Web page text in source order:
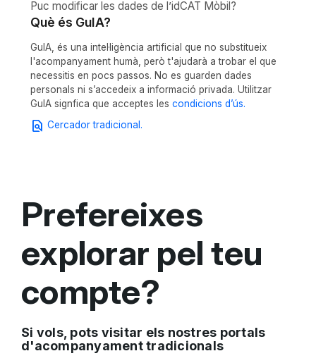
Què és GuIA?
GuIA, és una intel·ligència artificial que no substitueix
l'acompanyament humà, però t'ajudarà a trobar el que
necessitis en pocs passos. No es guarden dades
personals ni s’accedeix a informació privada. Utilitzar
GuIA signfica que acceptes les condicions d’ús.
find_in_page Cercador tradicional.
Puc modificar les dades de l’idCAT Mòbil?
Prefereixes
explorar pel teu
compte?
Si vols, pots visitar els nostres portals
d'acompanyament tradicionals